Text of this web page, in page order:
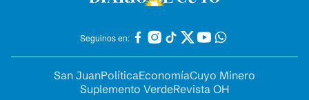
Seguinos en:
San JuanPolíticaEconomíaCuyo Minero
Suplemento VerdeRevista OH